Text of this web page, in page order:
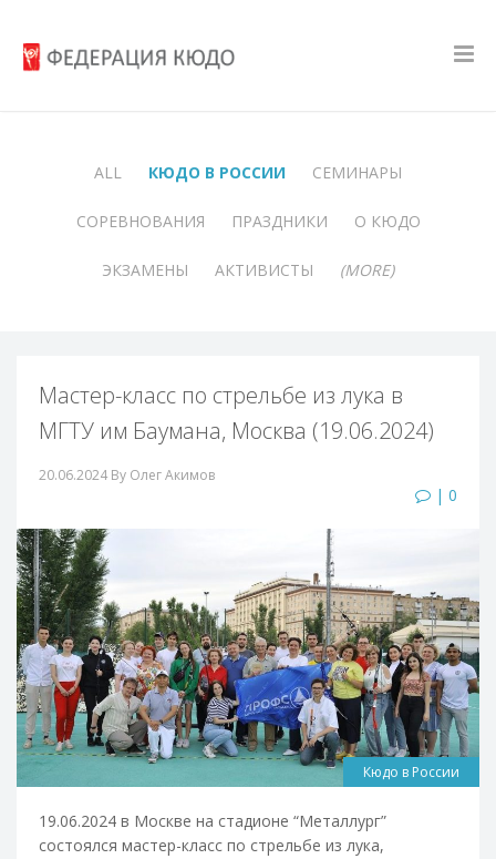
ALL КЮДО В РОССИИ СЕМИНАРЫ
СОРЕВНОВАНИЯ ПРАЗДНИКИ О КЮДО
ЭКЗАМЕНЫ АКТИВИСТЫ (MORE)
Мастер-класс по стрельбе из лука в
МГТУ им Баумана, Москва (19.06.2024)
20.06.2024 By Олег Акимов
| 0
Кюдо в России
19.06.2024 в Москве на стадионе “Металлург”
состоялся мастер-класс по стрельбе из лука,